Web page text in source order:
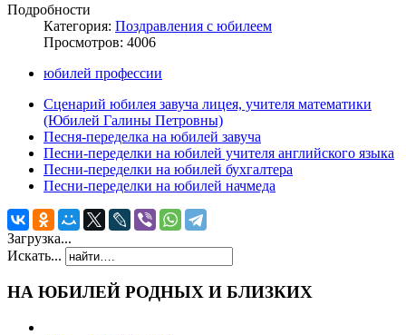
Подробности
Категория: Поздравления с юбилеем
Просмотров: 4006
юбилей профессии
Сценарий юбилея завуча лицея, учителя математики
(Юбилей Галины Петровны)
Песня-переделка на юбилей завуча
Песни-переделки на юбилей учителя английского языка
Песни-переделки на юбилей бухгалтера
Песни-переделки на юбилей начмеда
Загрузка...
Искать...
НА ЮБИЛЕЙ РОДНЫХ И БЛИЗКИХ